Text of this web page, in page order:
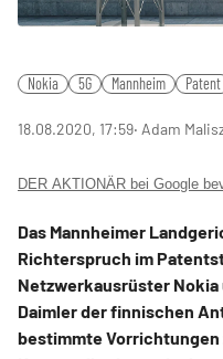
Nokia 5G Mannheim Patent
18.08.2020, 17:59‧ Adam
DER AKTIONÄR bei Google
Das Mannheimer
Richterspruch im
Netzwerkausrüster
Daimler der finnischen
bestimmte